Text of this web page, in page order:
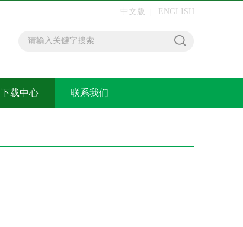
中文版 ENGLISH
下载中心 联系我们